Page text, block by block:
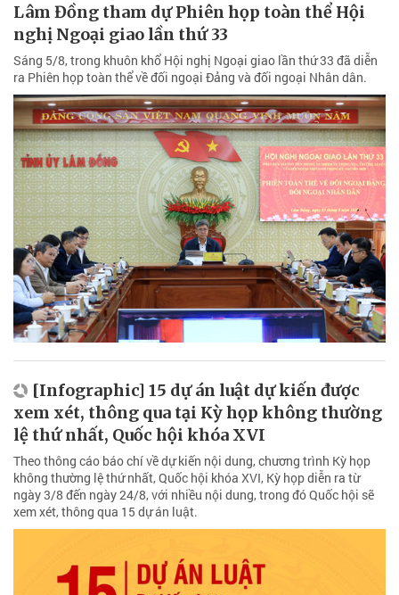
Lâm Đồng tham dự Phiên họp toàn thể Hội
nghị Ngoại giao lần thứ 33
Sáng 5/8, trong khuôn khổ Hội nghị Ngoại giao lần thứ 33 đã diễn
ra Phiên họp toàn thể về đối ngoại Đảng và đối ngoại Nhân dân.
[Infographic] 15 dự án luật dự kiến được
xem xét, thông qua tại Kỳ họp không thường
lệ thứ nhất, Quốc hội khóa XVI
Theo thông cáo báo chí về dự kiến nội dung, chương trình Kỳ họp
không thường lệ thứ nhất, Quốc hội khóa XVI, Kỳ họp diễn ra từ
ngày 3/8 đến ngày 24/8, với nhiều nội dung, trong đó Quốc hội sẽ
xem xét, thông qua 15 dự án luật.